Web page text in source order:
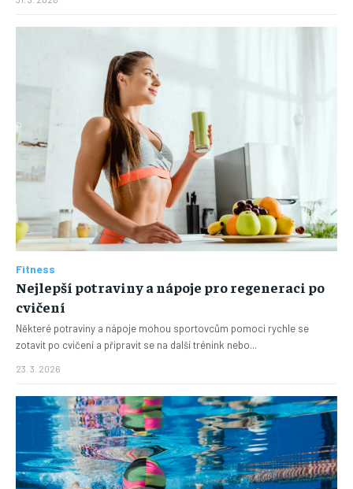
Fitness
Nejlepší potraviny a nápoje pro regeneraci po
cvičení
Některé potraviny a nápoje mohou sportovcům pomoci rychle se
zotavit po cvičení a připravit se na další trénink nebo...
23. 3. 2026